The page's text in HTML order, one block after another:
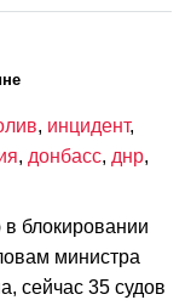
, инцидент,
, донбасс, днр,
блокировании
министра
сейчас 35 судов